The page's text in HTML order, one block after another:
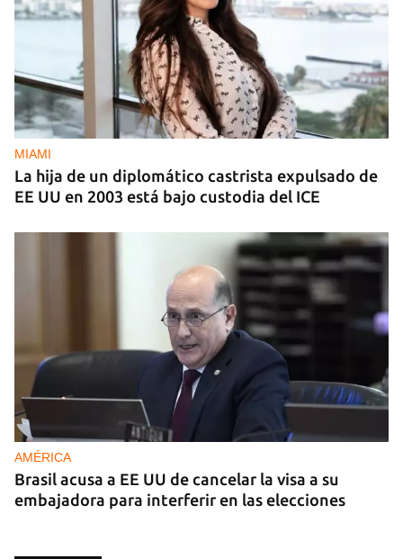
Para poder guardar como favorito, primero has de
iniciar sesión con tu cuenta de 14ymedio.
INICIAR SESIÓN CANCELAR
MIAMI
La hija de un diplomático castrista expulsado de
EE UU en 2003 está bajo custodia del ICE
AMÉRICA
Brasil acusa a EE UU de cancelar la visa a su
embajadora para interferir en las elecciones